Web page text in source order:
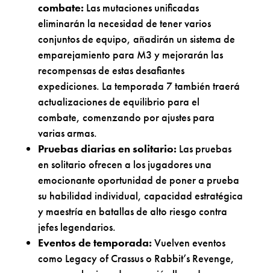
combate: Las mutaciones unificadas
eliminarán la necesidad de tener varios
conjuntos de equipo, añadirán un sistema de
emparejamiento para M3 y mejorarán las
recompensas de estas desafiantes
expediciones. La temporada 7 también traerá
actualizaciones de equilibrio para el
combate, comenzando por ajustes para
varias armas.
Pruebas diarias en solitario: Las pruebas
en solitario ofrecen a los jugadores una
emocionante oportunidad de poner a prueba
su habilidad individual, capacidad estratégica
y maestría en batallas de alto riesgo contra
jefes legendarios.
Eventos de temporada: Vuelven eventos
como Legacy of Crassus o Rabbit’s Revenge,